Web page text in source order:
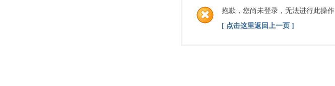
抱歉，您尚未登录，无法进行此操作
[ 点击这里返回上一页 ]